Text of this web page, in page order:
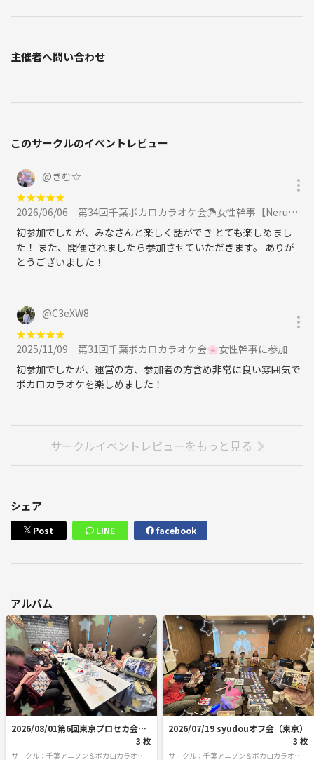
【ひとこと】
◆◆◆◆◆◆◆◆◆◆◆◆◆◆◆◆◆
わからなかったらお気軽にお聞きください✨
アニソン、歌い手、プロセカ、#コンパス、ディーバ好きさんもぜひ！
例：YOASOBI、Ado、米津玄師、須田景凪、ヨルシカ、Vtuberなど
◆◆◆◆◆◆◆◆◆◆◆◆◆◆◆◆◆◆◆
禁止事項
①宗教、ビジネス、商品、スピリチュアル等の勧誘
②出会い目的でのご参加
ルールを守って気持ちよく歌いましょう♪
【ハンドルネーム】める（主催）
【性別】女
【遅刻早退】なし
な人とカラオケがしたいとずっと思っていたためサークルを設立しまし
た✨お気軽に遊びに来てください🌸
【ハンドルネーム】はかせ（副主催）
【性別】男
【学生or一般】一般
【遅刻早退時間】なし
【やひとこと】「流星のパルス」カケリネさんの歌ってみたにハマって
ます！
主催者へ問い合わせ
このサークルのイベントレビュー
@きむ☆
★★★★★
2026/06/06
第34回千葉ボカロカラオケ会☂️女性幹事【Neru部屋有り】に参加
初参加でしたが、みなさんと楽しく話ができ とても楽しめまし
た！ また、開催されましたら参加させていただきます。 ありが
とうございました！
@C3eXW8
★★★★★
2025/11/09
第31回千葉ボカロカラオケ会🌸女性幹事に参加
初参加でしたが、運営の方、参加者の方含め非常に良い雰囲気で
ボカロカラオケを楽しめました！
サークルイベントレビューをもっと見る
シェア
Post LINE facebook
アルバム
2026/08/01第6回東京プロセカ会【3
3 枚
サークル：千葉アニソン＆ボカロカラオケサ
2026/07/19 syudouオフ会（東京）
3 枚
サークル：千葉アニソン＆ボカロカラオケサ